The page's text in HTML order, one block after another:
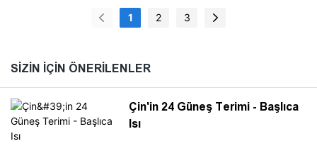
baskı teknolojisinde 20 yılı
aşkın deneyime sahip olan
otelcilik, sağlık, depolama ve
diğer ticari sektörler için
istikrarlı teknik desteğin
önemini anlamaktadır. Bu
1 2 3
SIZIN IÇIN ÖNERILENLER
Çin'in 24 Güneş Terimi - Başlıca
Isı